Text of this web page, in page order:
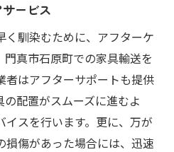
ービス
く馴染むために、アフターケ
真市石原町での家具輸送を
者はアフターサポートも提供
配置がスムーズに進むよ
イスを行います。更に、万が
損傷があった場合には、迅速